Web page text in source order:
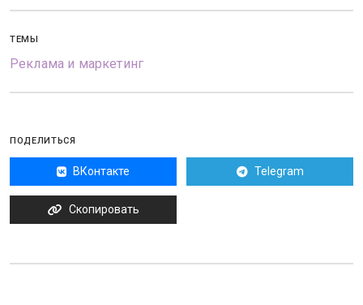
ТЕМЫ
Реклама и маркетинг
ПОДЕЛИТЬСЯ
ВКонтакте Telegram
Скопировать